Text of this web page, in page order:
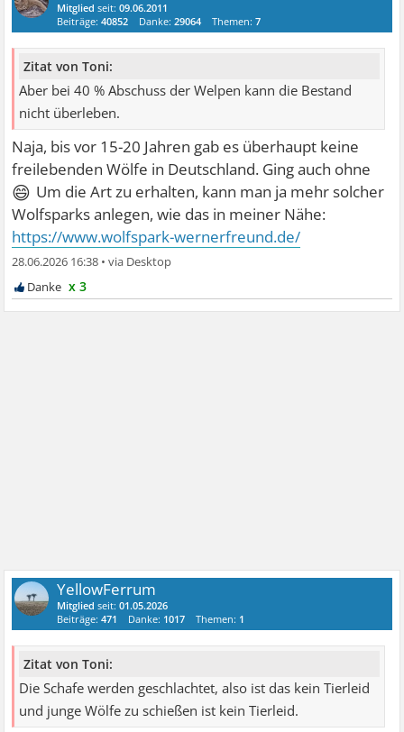
Mitglied seit:09.06.2011
Beiträge:40852 Danke:29064 Themen:7
Zitat von Toni:
Aber bei 40 % Abschuss der Welpen kann die Bestand
nicht überleben.
Naja, bis vor 15-20 Jahren gab es überhaupt keine
freilebenden Wölfe in Deutschland. Ging auch ohne
😄 Um die Art zu erhalten, kann man ja mehr solcher
Wolfsparks anlegen, wie das in meiner Nähe:
https://www.wolfspark-wernerfreund.de/
28.06.2026 16:38 •
x 3
YellowFerrum
Mitglied seit:01.05.2026
Beiträge:471 Danke: 1017 Themen: 1
Zitat von Toni:
Die Schafe werden geschlachtet, also ist das kein Tierleid
und junge Wölfe zu schießen ist kein Tierleid.